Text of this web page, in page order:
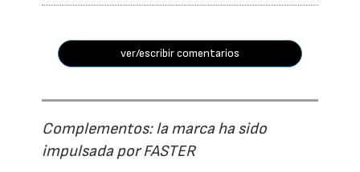
ver/escribir comentarios
Complementos: la marca ha sido
impulsada por FASTER